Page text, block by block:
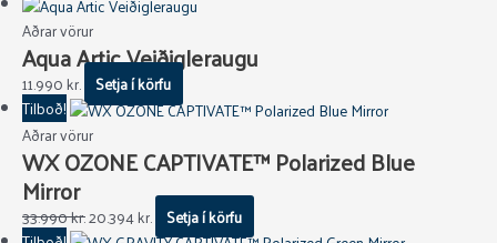
Aðrar vörur
Aqua Artic Veiðigleraugu
11.990kr. Setja í körfu
Tilboð!
Aðrar vörur
WX OZONE CAPTIVATE™ Polarized Blue
Mirror
33.990kr.20.394kr. Setja í körfu